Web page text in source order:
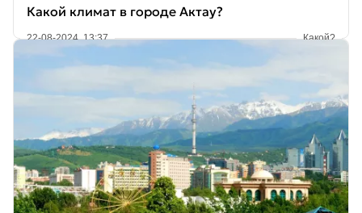
Какой климат в городе Актау?
22-08-2024, 13:37 Какой?